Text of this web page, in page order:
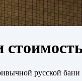
русской